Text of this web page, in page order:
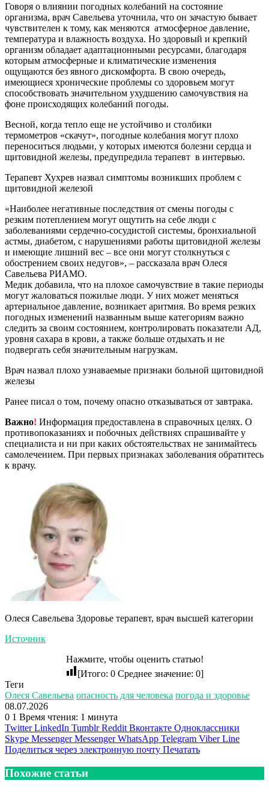
Говоря о влиянии погодных колебаний на состояние
организма, врач Савельева уточнила, что он зачастую бывает
чувствителен к тому, как меняются атмосферное давление,
температура и влажность воздуха. Но здоровый и крепкий
организм обладает адаптационными ресурсами, благодаря
которым атмосферные и климатические изменения
ощущаются без явного дискомфорта. В свою очередь,
имеющиеся хронические проблемы со здоровьем могут
способствовать значительном ухудшению самочувствия на
фоне происходящих колебаний погоды.
Весной, когда тепло еще не устойчиво и столбики
термометров «скачут», погодные колебания могут плохо
переноситься людьми, у которых имеются болезни сердца и
щитовидной железы, предупредила терапевт в интервью.
Терапевт Хухрев назвал симптомы возникших проблем с
щитовидной железой
«Наиболее негативные последствия от смены погоды с
резким потеплением могут ощутить на себе люди с
заболеваниями сердечно-сосудистой системы, бронхиальной
астмы, диабетом, с нарушениями работы щитовидной железы
и имеющие лишний вес – все они могут столкнуться с
обострением своих недугов», – рассказала врач Олеся
Савельева РИАМО.
Медик добавила, что на плохое самочувствие в такие периоды
могут жаловаться пожилые люди. У них может меняться
артериальное давление, возникает аритмия. Во время резких
погодных изменений названным выше категориям важно
следить за своим состоянием, контролировать показатели АД,
уровня сахара в крови, а также больше отдыхать и не
подвергать себя значительным нагрузкам.
Врач назвал плохо узнаваемые признаки больной щитовидной
железы
Ранее писал о том, почему опасно отказываться от завтрака.
Важно! Информация предоставлена в справочных целях. О
противопоказаниях и побочных действиях спрашивайте у
специалиста и ни при каких обстоятельствах не занимайтесь
самолечением. При первых признаках заболевания обратитесь
к врачу.
Олеся Савельева Здоровье терапевт, врач высшей категории
Источник
Нажмите, чтобы оценить статью!
[Итого: 0 Среднее значение: 0]
Теги
Олеся Савельева опасность для человека погода и здоровье
08.07.2026
0 1 Время чтения: 1 минута
Twitter LinkedIn Tumblr Reddit Вконтакте Одноклассники
Skype Messenger Messenger WhatsApp Telegram Viber Line
Поделиться через электронную почту Печатать
Похожие статьи